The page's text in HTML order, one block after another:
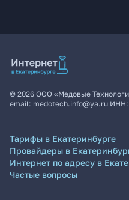
© 2026 ООО «Медовые
email: medotech.info@ya.ru ИНН:
Тарифы в Екатеринбурге
Провайдеры в
Интернет по адресу в
Частые вопросы